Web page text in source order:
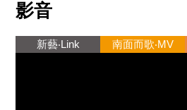
影音
新藝‧Link 南面而歌‧MV